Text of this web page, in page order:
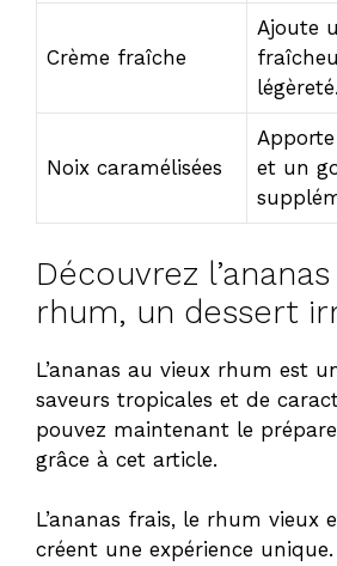
Crème fraîche
Ajoute
légèreté.
Noix caramélisées
et un
Découvrez
rhum, un dessert
L’ananas au vieux rhum est
saveurs tropicales et de
pouvez maintenant le
grâce à cet article.
L’ananas frais, le rhum vieux
créent une expérience